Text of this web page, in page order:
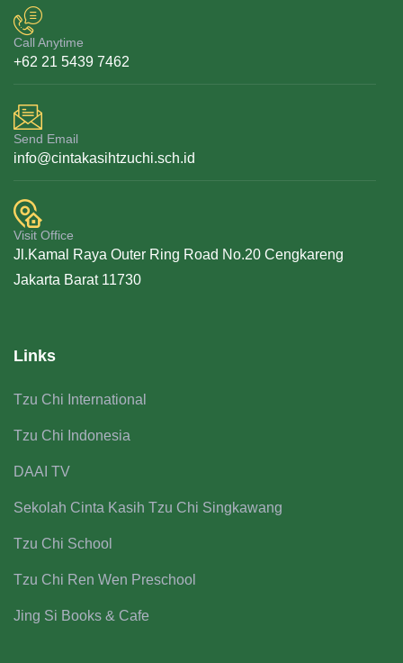
Call Anytime
+62 21 5439 7462
Send Email
info@cintakasihtzuchi.sch.id
Visit Office
Jl.Kamal Raya Outer Ring Road No.20 Cengkareng
Jakarta Barat 11730
Links
Tzu Chi International
Tzu Chi Indonesia
DAAI TV
Sekolah Cinta Kasih Tzu Chi Singkawang
Tzu Chi School
Tzu Chi Ren Wen Preschool
Jing Si Books & Cafe